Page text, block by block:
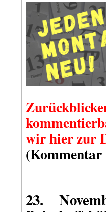
23.
zwei
besetzen
bzw.
.. Es sind
Stunden